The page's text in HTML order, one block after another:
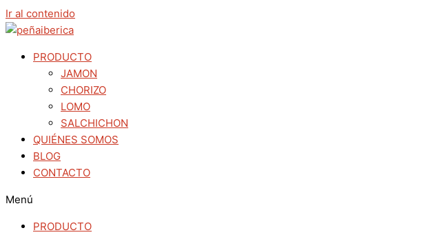
Ir al contenido
PRODUCTO
JAMON
CHORIZO
LOMO
SALCHICHON
QUIÉNES SOMOS
BLOG
CONTACTO
Menú
PRODUCTO